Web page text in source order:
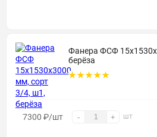
Фанера ФСФ
берёза
7300 ₽/шт - + шт